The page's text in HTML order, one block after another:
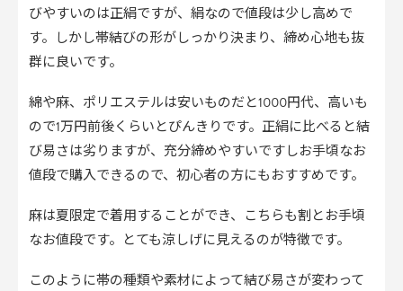
びやすいのは正絹ですが、絹なので値段は少し高めで
す。しかし帯結びの形がしっかり決まり、締め心地も抜
群に良いです。
綿や麻、ポリエステルは安いものだと1000円代、高いも
ので1万円前後くらいとぴんきりです。正絹に比べると結
び易さは劣りますが、充分締めやすいですしお手頃なお
値段で購入できるので、初心者の方にもおすすめです。
麻は夏限定で着用することができ、こちらも割とお手頃
なお値段です。とても涼しげに見えるのが特徴です。
このように帯の種類や素材によって結び易さが変わって